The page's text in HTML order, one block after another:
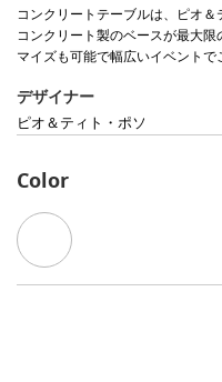
コンクリートテーブルは、ピオ＆
コンクリート製のベースが最大
マイズも可能で幅広いイベントで
デザイナー
ピオ＆ティト・ポソ
Color